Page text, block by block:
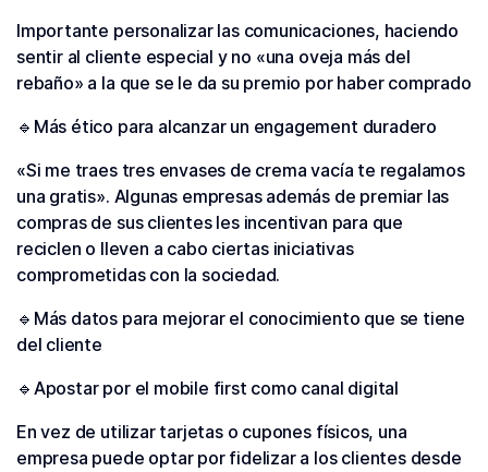
Importante personalizar las comunicaciones, haciendo
sentir al cliente especial y no «una oveja más del
rebaño» a la que se le da su premio por haber comprado
🔹Más ético para alcanzar un engagement duradero
«Si me traes tres envases de crema vacía te regalamos
una gratis». Algunas empresas además de premiar las
compras de sus clientes les incentivan para que
reciclen o lleven a cabo ciertas iniciativas
comprometidas con la sociedad.
🔹Más datos para mejorar el conocimiento que se tiene
del cliente
🔹Apostar por el mobile first como canal digital
En vez de utilizar tarjetas o cupones físicos, una
empresa puede optar por fidelizar a los clientes desde